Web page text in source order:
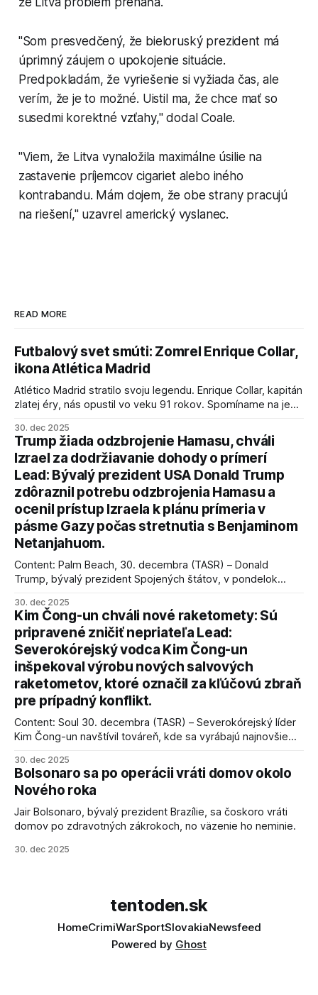
"Som presvedčený, že bieloruský prezident má
úprimný záujem o upokojenie situácie.
Predpokladám, že vyriešenie si vyžiada čas, ale
verím, že je to možné. Uistil ma, že chce mať so
susedmi korektné vzťahy," dodal Coale.
"Viem, že Litva vynaložila maximálne úsilie na
zastavenie príjemcov cigariet alebo iného
kontrabandu. Mám dojem, že obe strany pracujú
na riešení," uzavrel americký vyslanec.
READ MORE
Futbalový svet smúti: Zomrel Enrique Collar,
ikona Atlética Madrid
Atlético Madrid stratilo svoju legendu. Enrique Collar, kapitán
zlatej éry, nás opustil vo veku 91 rokov. Spomíname na jeho
30. dec 2025
Trump žiada odzbrojenie Hamasu, chváli
Izrael za dodržiavanie dohody o prímerí
Lead: Bývalý prezident USA Donald Trump
zdôraznil potrebu odzbrojenia Hamasu a
ocenil prístup Izraela k plánu prímeria v
pásme Gazy počas stretnutia s Benjaminom
Netanjahuom.
Content: Palm Beach, 30. decembra (TASR) – Donald
Trump, bývalý prezident Spojených štátov, v pondelok
kľúčové pre úspešné dosiahnutie prímeria v Gaze. Agentúra
AFP informuje, že Trump vyjadril presvedčenie, že Izrael plní
podmienky dohody o prí
30. dec 2025
Kim Čong-un chváli nové raketomety: Sú
pripravené zničiť nepriateľa Lead:
Severokórejský vodca Kim Čong-un
inšpekoval výrobu nových salvových
raketometov, ktoré označil za kľúčovú zbraň
pre prípadný konflikt.
Content: Soul 30. decembra (TASR) – Severokórejský líder
Kim Čong-un navštívil továreň, kde sa vyrábajú najnovšie
schopnosti. Informovali o tom štátne médiá KĽDR, na ktoré
sa odvoláva agentúra AFP.
30. dec 2025
Bolsonaro sa po operácii vráti domov okolo
Nového roka
Jair Bolsonaro, bývalý prezident Brazílie, sa čoskoro vráti
domov po zdravotných zákrokoch, no väzenie ho neminie.
30. dec 2025
tentoden.sk
HomeCrimiWarSportSlovakiaNewsfeed
Powered by Ghost